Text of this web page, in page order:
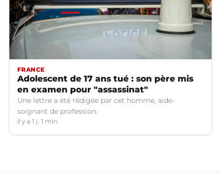
FRANCE
Adolescent de 17 ans tué : son père mis
en examen pour "assassinat"
Une lettre a été rédigée par cet homme, aide-
soignant de profession.
il y a 1 j 1 min